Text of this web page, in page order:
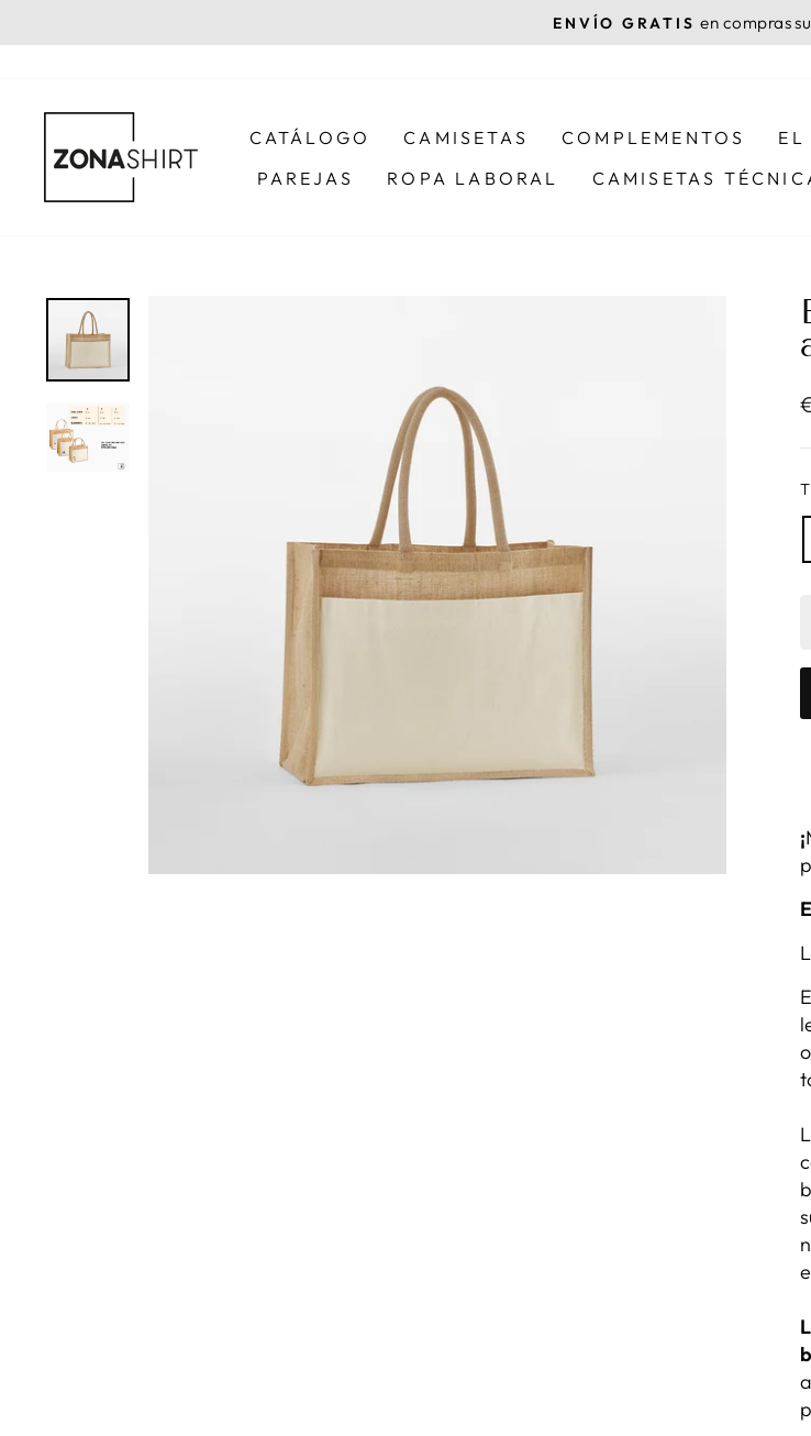
directamente
ENVÍO GRATIS en compras
CATÁLOGO CAMISETAS COMPLEMENTOS EL
PAREJAS
ROPA LABORAL CAMISETAS
¡